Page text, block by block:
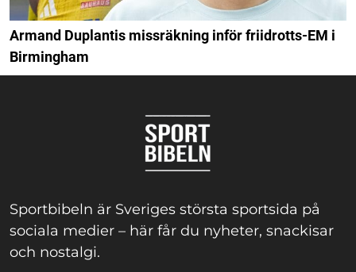
Armand Duplantis missräkning inför friidrotts-EM i
Birmingham
Sportbibeln är Sveriges största sportsida på
sociala medier – här får du nyheter, snackisar
och nostalgi.